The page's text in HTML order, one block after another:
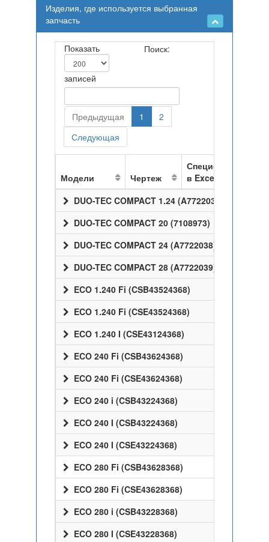
Изделия, где используется выбранная
запчасть
Показать
записей
Поиск:
Предыдущая 1
2
Следующая
Модели Чертеж
Спецификация
в Excel
DUO-TEC COMPACT 1.24 (A7722037)
DUO-TEC COMPACT 20 (7108973)
DUO-TEC COMPACT 24 (A7722038)
DUO-TEC COMPACT 28 (A7722039)
ECO 1.240 Fi (CSB43524368)
ECO 1.240 Fi (CSE43524368)
ECO 1.240 I (CSE43124368)
ECO 240 Fi (CSB43624368)
ECO 240 Fi (CSE43624368)
ECO 240 i (CSB43224368)
ECO 240 I (CSB43224368)
ECO 240 I (CSE43224368)
ECO 280 Fi (CSB43628368)
ECO 280 Fi (CSE43628368)
ECO 280 i (CSB43228368)
ECO 280 I (CSE43228368)